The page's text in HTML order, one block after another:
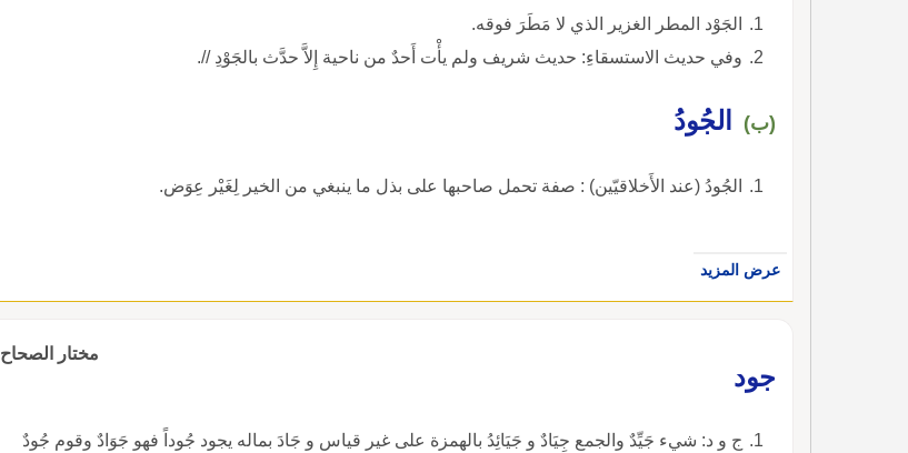
الجَوْد المطر الغزير الذي لا مَطَرَ فوقه.
وفي حديث الاستسقاءِ: حديث شريف ولم يأْت أَحدٌ من ناحية إِلاَّ حدَّث بالجَوْدِ //.
(ب) الجُودُ
الجُودُ (عند الأَخلاقيّين) : صفة تحمل صاحبها على بذل ما ينبغي من الخير لِغَيْر عِوَض.
عرض المزيد
مختار الصحاح
جود
ج و د: شيء جَيِّدٌ والجمع جِيَادٌ و جَيَائِدُ بالهمزة على غير قياس و جَادَ بماله يجود جُوداً فهو جَوَادٌ وقوم جُودٌ